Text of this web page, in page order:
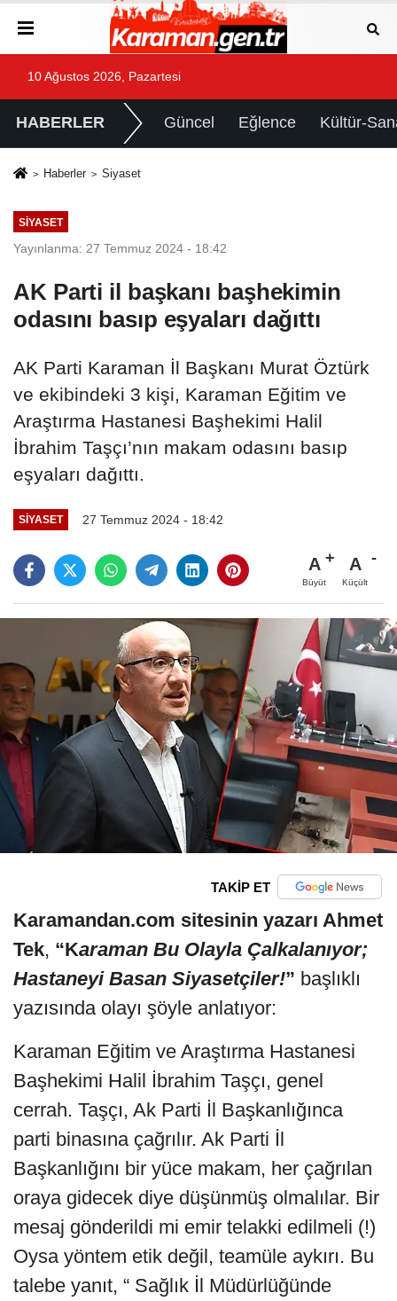
10 Ağustos 2026, Pazartesi
HABERLER Güncel Eğlence Kültür-
Haberler Siyaset
SIYASET
Yayınlanma: 27 Temmuz 2024 - 18:42
AK Parti il başkanı başhekimin
odasını basıp eşyaları dağıttı
AK Parti Karaman İl Başkanı Murat Öztürk
ve ekibindeki 3 kişi, Karaman Eğitim ve
Araştırma Hastanesi Başhekimi Halil
İbrahim Taşçı’nın makam odasını basıp
eşyaları dağıttı.
SIYASET 27 Temmuz 2024 - 18:42
A
Büyüt
A
Küçült
TAKİP ET
Karamandan.com sitesinin yazarı Ahmet
Tek, “Karaman Bu Olayla Çalkalanıyor;
Hastaneyi Basan Siyasetçiler!” başlıklı
yazısında olayı şöyle anlatıyor:
Karaman Eğitim ve Araştırma Hastanesi
Başhekimi Halil İbrahim Taşçı, genel
cerrah. Taşçı, Ak Parti İl Başkanlığınca
parti binasına çağrılır. Ak Parti İl
Başkanlığını bir yüce makam, her çağrılan
oraya gidecek diye düşünmüş olmalılar. Bir
mesaj gönderildi mi emir telakki edilmeli (!)
Oysa yöntem etik değil, teamüle aykırı. Bu
talebe yanıt, “ Sağlık İl Müdürlüğünde